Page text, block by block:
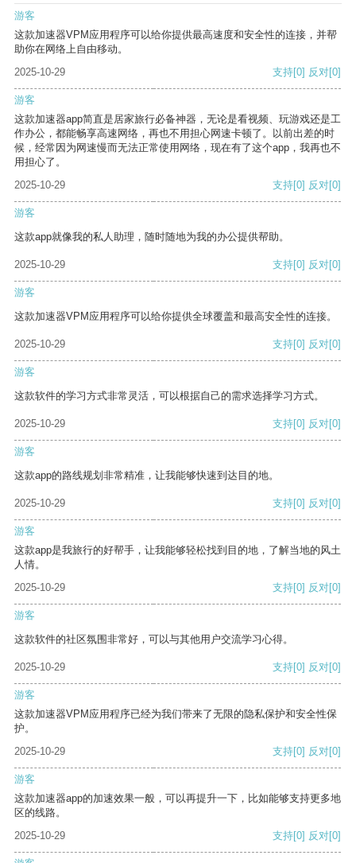
游客
这款加速器VPM应用程序可以给你提供最高速度和安全性的连接，并帮
助你在网络上自由移动。
2025-10-29
支持[0] 反对[0]
游客
这款加速器app简直是居家旅行必备神器，无论是看视频、玩游戏还是工
作办公，都能畅享高速网络，再也不用担心网速卡顿了。以前出差的时
候，经常因为网速慢而无法正常使用网络，现在有了这个app，我再也不
用担心了。
2025-10-29
支持[0] 反对[0]
游客
这款app就像我的私人助理，随时随地为我的办公提供帮助。
2025-10-29 支持[0] 反对[0]
游客
这款加速器VPM应用程序可以给你提供全球覆盖和最高安全性的连接。
2025-10-29 支持[0] 反对[0]
游客
这款软件的学习方式非常灵活，可以根据自己的需求选择学习方式。
2025-10-29 支持[0] 反对[0]
游客
这款app的路线规划非常精准，让我能够快速到达目的地。
2025-10-29 支持[0] 反对[0]
游客
这款app是我旅行的好帮手，让我能够轻松找到目的地，了解当地的风土
人情。
2025-10-29
支持[0] 反对[0]
游客
这款软件的社区氛围非常好，可以与其他用户交流学习心得。
2025-10-29 支持[0] 反对[0]
游客
这款加速器VPM应用程序已经为我们带来了无限的隐私保护和安全性保
护。
2025-10-29
支持[0] 反对[0]
游客
这款加速器app的加速效果一般，可以再提升一下，比如能够支持更多地
区的线路。
2025-10-29
支持[0] 反对[0]